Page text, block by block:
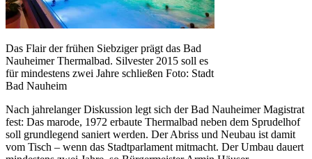
Das Flair der frühen Siebziger prägt das Bad
Nauheimer Thermalbad. Silvester 2015 soll es
für mindestens zwei Jahre schließen Foto: Stadt
Bad Nauheim
Nach jahrelanger Diskussion legt sich der Bad Nauheimer Magistrat
fest: Das marode, 1972 erbaute Thermalbad neben dem Sprudelhof
soll grundlegend saniert werden. Der Abriss und Neubau ist damit
vom Tisch – wenn das Stadtparlament mitmacht. Der Umbau dauert